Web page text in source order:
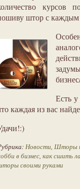
курсов
штор с
Есть
каждая из вас
Новости, Шторы и
в бизнес, как сшить
своими руками